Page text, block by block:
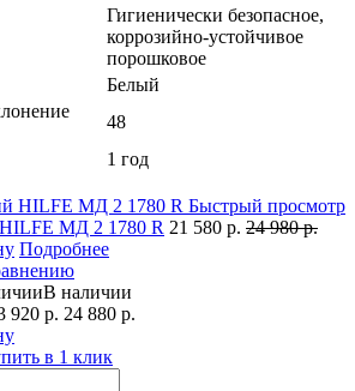
Гигиенически безопасное,
коррозийно-устойчивое
порошковое
Белый
48
1 год
Быстрый просмотр
МД 2 1780 R 21 580 р. 24 980 р.
Подробнее
В наличии
920 р. 24 880 р.
в 1 клик